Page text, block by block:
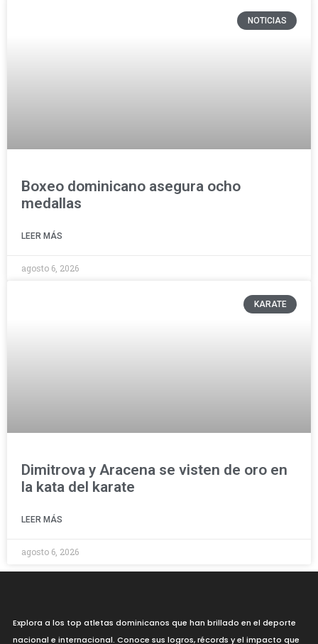
NOTICIAS
Boxeo dominicano asegura ocho
medallas
LEER MÁS
agosto 6, 2026
KARATE
Dimitrova y Aracena se visten de oro en
la kata del karate
LEER MÁS
agosto 6, 2026
Explora a los top atletas dominicanos que han brillado en el deporte
nacional e internacional. Conoce sus logros, récords y el impacto que